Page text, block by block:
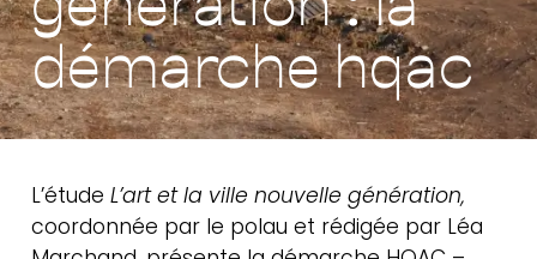
démarche hqac
L’étudeL’art et la ville nouvelle génération,
coordonnée par le polau et rédigée par Léa
méthodes &
ressources